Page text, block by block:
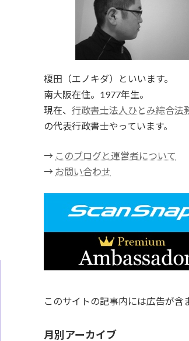
榎田（エノキダ）といいます。
南大阪在住。1977年生。
現在、行政書士法人ひとみ綜合法
の代表行政書士やっています。
→ このブログと運営者について
→ お問い合わせ
このサイトの記事内には広告が含
月別アーカイブ